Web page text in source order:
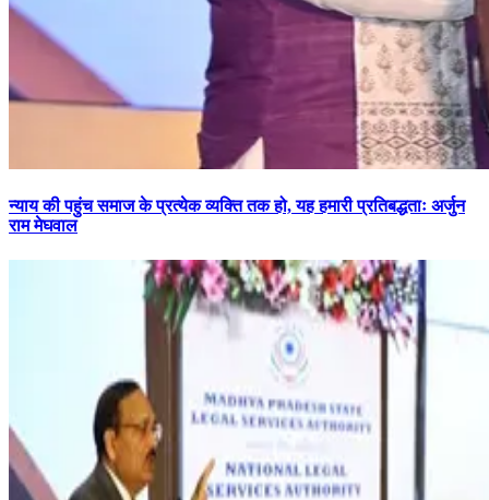
न्याय की पहुंच समाज के प्रत्येक व्यक्ति तक हो, यह हमारी प्रतिबद्धताः अर्जुन
राम मेघवाल